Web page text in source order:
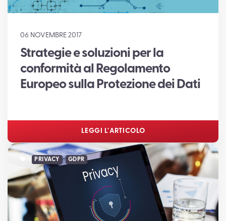
06 NOVEMBRE 2017
Strategie e soluzioni per la
conformità al Regolamento
Europeo sulla Protezione dei Dati
LEGGI L'ARTICOLO
PRIVACY GDPR